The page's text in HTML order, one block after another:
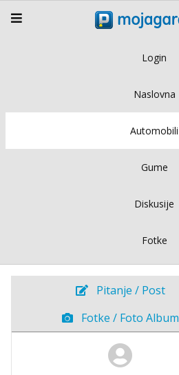
Login
Naslovna
Automobili
Gume
Diskusije
Fotke
Pitanje / Post
Fotke / Foto Album